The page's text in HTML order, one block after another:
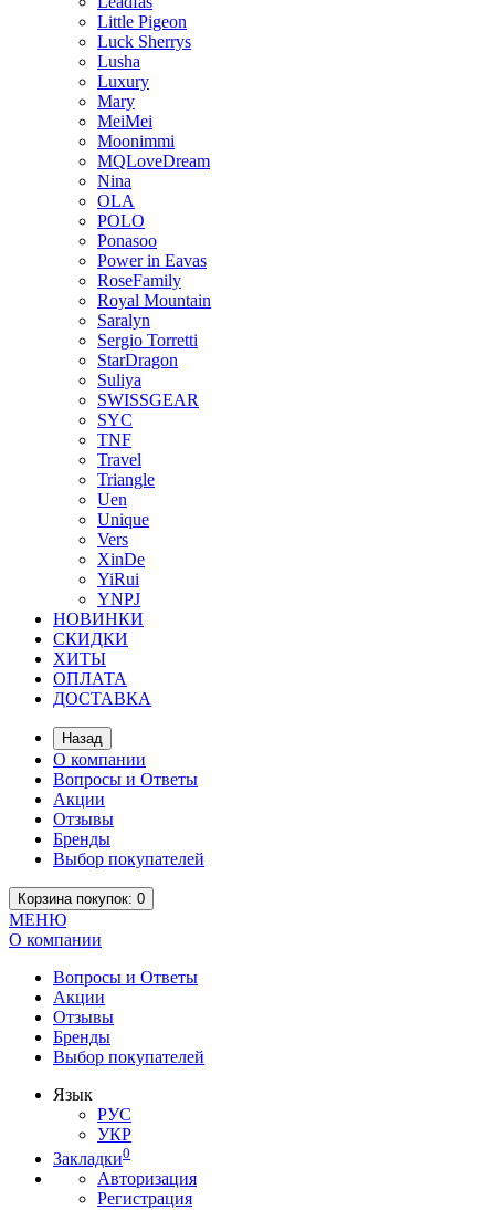
Little Pigeon
Luck Sherrys
Lusha
Luxury
Mary
MeiMei
Moonimmi
MQLoveDream
Nina
OLA
POLO
Ponasoo
Power in Eavas
RoseFamily
Royal Mountain
Saralyn
Sergio Torretti
StarDragon
Suliya
SWISSGEAR
SYC
TNF
Travel
Triangle
Uen
Unique
Vers
XinDe
YiRui
YNPJ
НОВИНКИ
СКИДКИ
ХИТЫ
ОПЛАТА
ДОСТАВКА
Назад
О компании
Вопросы и Ответы
Акции
Отзывы
Бренды
Выбор покупателей
Корзинапокупок: 0
МЕНЮ
О компании
Вопросы и Ответы
Акции
Отзывы
Бренды
Выбор покупателей
Язык
РУС
УКР
Закладки0
Авторизация
Регистрация